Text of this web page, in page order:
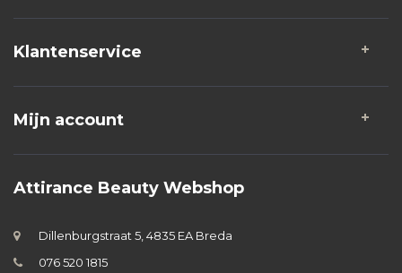
Klantenservice
Mijn account
Attirance Beauty Webshop
Dillenburgstraat 5, 4835 EA Breda
076 520 1815